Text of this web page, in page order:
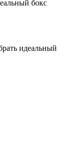
бокс
идеальный